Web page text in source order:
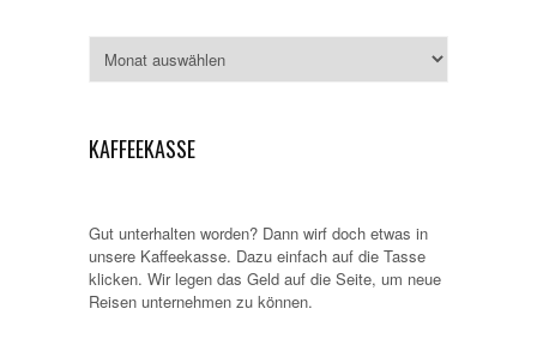
KAFFEEKASSE
Gut unterhalten worden? Dann wirf doch etwas in
unsere Kaffeekasse. Dazu einfach auf die Tasse
klicken. Wir legen das Geld auf die Seite, um neue
Reisen unternehmen zu können.